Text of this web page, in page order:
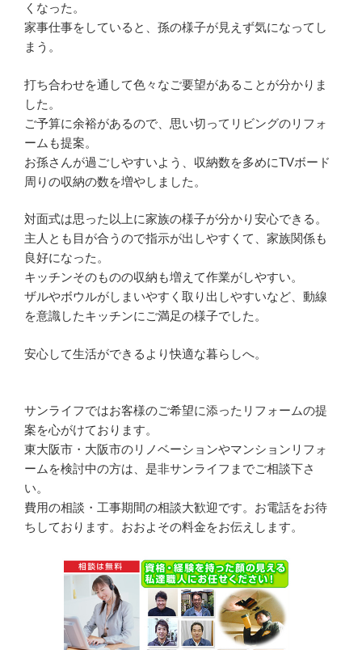
くなった。
家事仕事をしていると、孫の様子が見えず気になってし
まう。
打ち合わせを通して色々なご要望があることが分かりま
した。
ご予算に余裕があるので、思い切ってリビングのリフォ
ームも提案。
お孫さんが過ごしやすいよう、収納数を多めにTVボード
周りの収納の数を増やしました。
対面式は思った以上に家族の様子が分かり安心できる。
主人とも目が合うので指示が出しやすくて、家族関係も
良好になった。
キッチンそのものの収納も増えて作業がしやすい。
ザルやボウルがしまいやすく取り出しやすいなど、動線
を意識したキッチンにご満足の様子でした。
安心して生活ができるより快適な暮らしへ。
サンライフではお客様のご希望に添ったリフォームの提
案を心がけております。
東大阪市・大阪市のリノベーションやマンションリフォ
ームを検討中の方は、是非サンライフまでご相談下さ
い。
費用の相談・工事期間の相談大歓迎です。お電話をお待
ちしております。おおよその料金をお伝えします。